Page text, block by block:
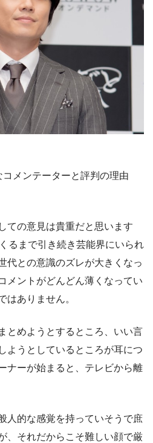
メンテーターと評判の理由
ての意見は貴重だと思います
るまで引き続き芸能界にいられ
代との意識のズレが大きくなっ
メントがどんどん薄くなってい
はありません。
とめようとするところ、いい言
ようとしているところが耳につ
ナーが始まると、テレビから離
人的な感覚を持っていそうで庶
、それだからこそ難しい顔で厳